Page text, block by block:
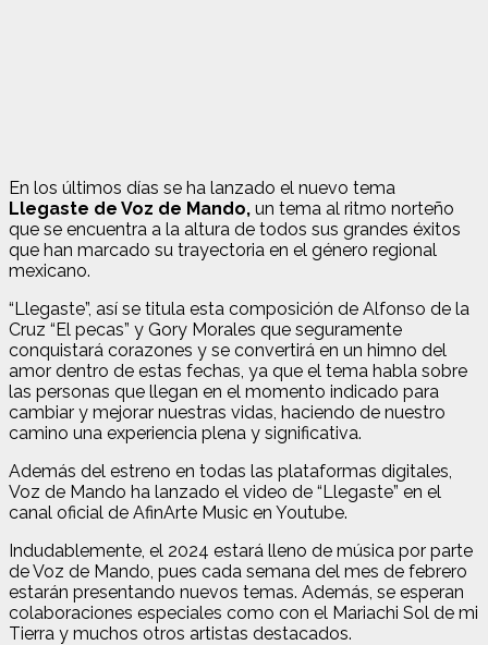
En los últimos días se ha lanzado el nuevo tema
Llegaste de Voz de Mando, un tema al ritmo norteño
que se encuentra a la altura de todos sus grandes éxitos
que han marcado su trayectoria en el género regional
mexicano.
“Llegaste”, así se titula esta composición de Alfonso de la
Cruz “El pecas” y Gory Morales que seguramente
conquistará corazones y se convertirá en un himno del
amor dentro de estas fechas, ya que el tema habla sobre
las personas que llegan en el momento indicado para
cambiar y mejorar nuestras vidas, haciendo de nuestro
camino una experiencia plena y significativa.
Además del estreno en todas las plataformas digitales,
Voz de Mando ha lanzado el video de “Llegaste” en el
canal oficial de AfinArte Music en Youtube.
Indudablemente, el 2024 estará lleno de música por parte
de Voz de Mando, pues cada semana del mes de febrero
estarán presentando nuevos temas. Además, se esperan
colaboraciones especiales como con el Mariachi Sol de mi
Tierra y muchos otros artistas destacados.